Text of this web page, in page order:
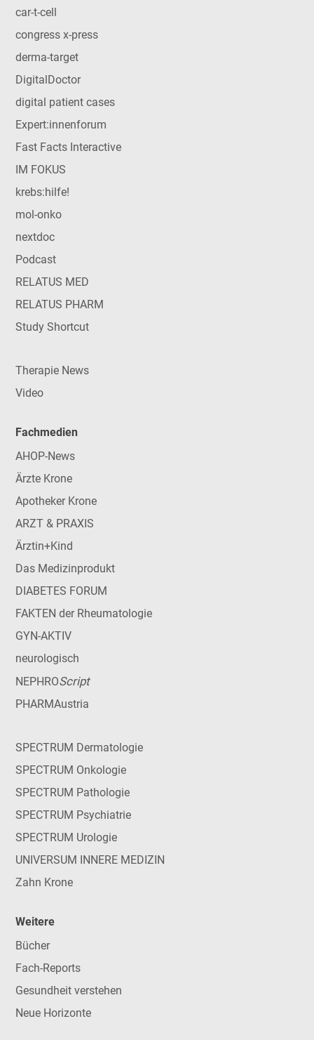
car-t-cell
congress x-press
derma-target
DigitalDoctor
digital patient cases
Expert:innenforum
Fast Facts Interactive
IM FOKUS
krebs:hilfe!
mol-onko
nextdoc
Podcast
RELATUS MED
RELATUS PHARM
Study Shortcut
Therapie News
Video
Fachmedien
AHOP-News
Ärzte Krone
Apotheker Krone
ARZT & PRAXIS
Ärztin+Kind
Das Medizinprodukt
DIABETES FORUM
FAKTEN der Rheumatologie
GYN-AKTIV
neurologisch
NEPHROScript
PHARMAustria
SPECTRUM Dermatologie
SPECTRUM Onkologie
SPECTRUM Pathologie
SPECTRUM Psychiatrie
SPECTRUM Urologie
UNIVERSUM INNERE MEDIZIN
Zahn Krone
Weitere
Bücher
Fach-Reports
Gesundheit verstehen
Neue Horizonte